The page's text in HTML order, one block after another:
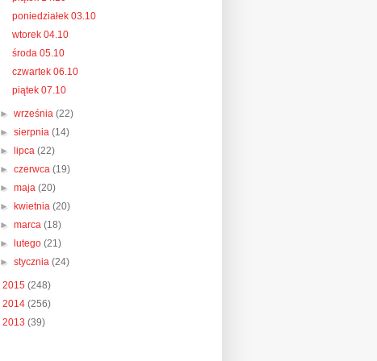
poniedziałek 03.10
wtorek 04.10
środa 05.10
czwartek 06.10
piątek 07.10
►września(22)
►sierpnia(14)
►
lipca(22)
►czerwca(19)
►maja(20)
►
kwietnia(20)
►marca(18)
►
lutego(21)
►stycznia(24)
2015 (248)
2014 (256)
2013 (39)